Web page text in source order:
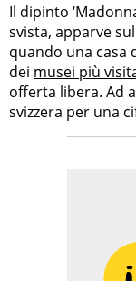
Il dipinto
svista, apparve
quando una casa
dei musei più
offerta libera. Ad
svizzera per una